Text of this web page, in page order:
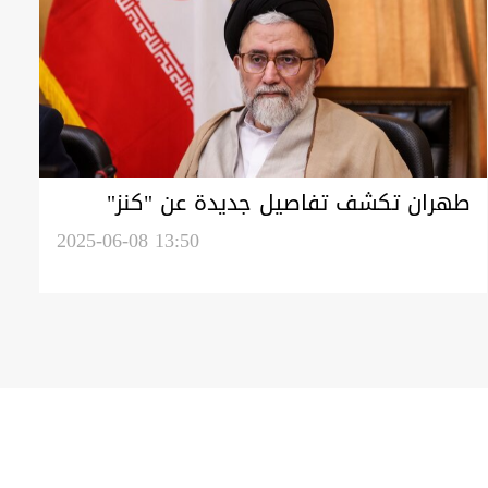
طهران تكشف تفاصيل جديدة عن "كنز"
النووي الإسرائيلي: نشره قريباً2025-06-08 13:50